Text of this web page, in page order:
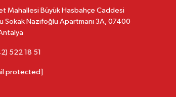
Mahallesi Büyük Hasbahçe Caddesi
Sokak Nazifoğlu Apartmanı 3A, 07400
522 18 51
protected]